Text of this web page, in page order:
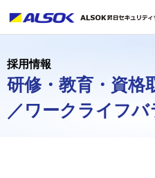
採用情報
研修・教育・資格
／ワークライフ